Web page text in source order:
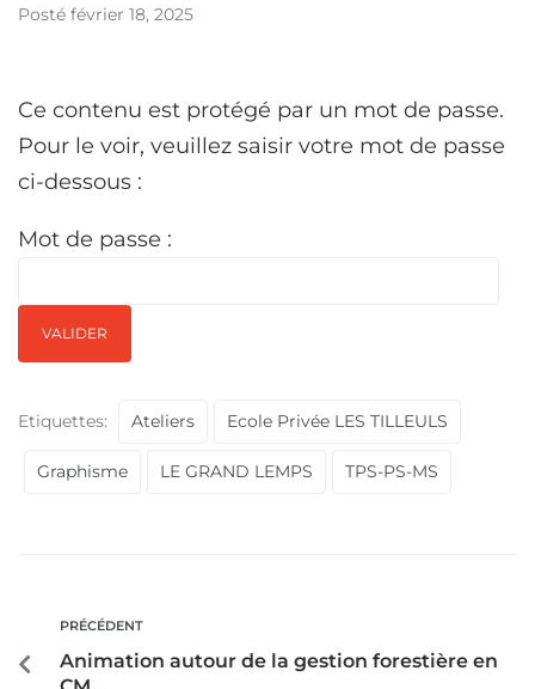
Posté février 18, 2025
Ce contenu est protégé par un mot de passe.
Pour le voir, veuillez saisir votre mot de passe
ci-dessous :
Mot de passe :
Etiquettes: Ateliers Ecole Privée LES TILLEULS
Graphisme LE GRAND LEMPS TPS-PS-MS
PRÉCÉDENT
Animation autour de la gestion forestière en